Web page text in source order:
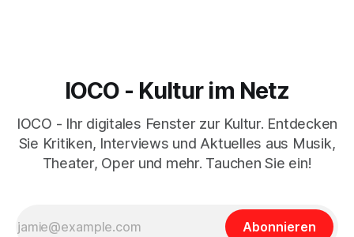
IOCO - Kultur im Netz
IOCO - Ihr digitales Fenster zur Kultur. Entdecken
Sie Kritiken, Interviews und Aktuelles aus Musik,
Theater, Oper und mehr. Tauchen Sie ein!
Abonnieren